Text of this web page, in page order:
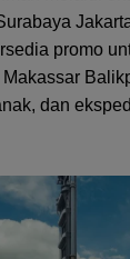
promo
dan